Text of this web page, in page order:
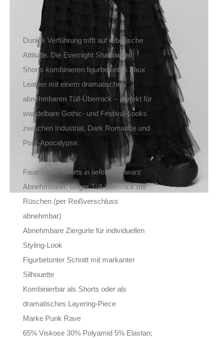
Dunkle Verführung trifft auf rebellische
Attitude. Die Evernight Shadowveil
Shorts kombinieren figurbetontes Faux
Leather mit einem dramatischen,
abnehmbaren Tüll-Überrock – perfekt für
wandelbare Gothic- und Festival-Looks
zwischen Industrial, Dark Romance und
Post-Apocalypse.
Faux-Leder Shorts in tiefem Schwarz
Abnehmbarer, langer Tüll-Überrock mit
Rüschen (per Reißverschluss
abnehmbar)
Abnehmbare Ziergurte für individuellen
Styling-Look
Figurbetonter Schnitt mit markanter
Silhouette
Kombinierbar als Shorts oder als
dramatisches Layering-Piece
Marke Punk Rave
65% Viskose 30% Polyamid 5% Elastan;